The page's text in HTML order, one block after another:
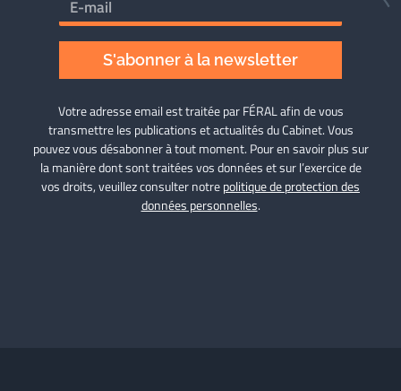
S'abonner à la newsletter
Votre adresse email est traitée par FÉRAL afin de vous
transmettre les publications et actualités du Cabinet. Vous
pouvez vous désabonner à tout moment. Pour en savoir plus sur
la manière dont sont traitées vos données et sur l’exercice de
vos droits, veuillez consulter notrepolitique de protection des
données personnelles.